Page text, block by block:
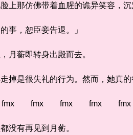
那仿佛带着血腥的诡异笑容，沉
，恕臣妾告退。」
蘅即转身出殿而去。
是很失礼的行为。然而，她真
fmx fmx fmx
有再见到月蘅。